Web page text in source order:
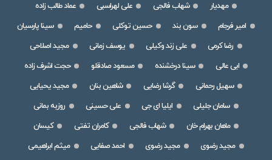
مهدیار
شهاب فالجی علی لهراسبی
عماد طالب زاده
امیر فرجام
سون بند حسین توکلی حامیم
سینا پارسیان
رضا کرمی
علی زند وکیلی یوسف زمانی
مجید اصلاحی
ابی عالی
سینا درخشنده مسعود صادقلو
حجت اشرف زاده
سهیل رحمانی
گرشا رضایی شاهین بنان
مجید یحیایی
سامان جلیلی
ایلیا ای جی علی حسینی
روزبه بمانی
ماهان بهرام خان
شهاب فالجی کامران تفتی
کیسان
مجید رضوی
مجید رضوی احمد صفایی
میثم ابراهیمی